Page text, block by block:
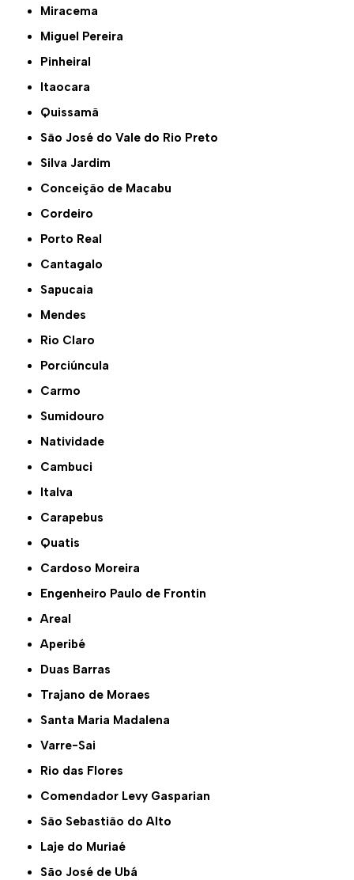
Miracema
Miguel Pereira
Pinheiral
Itaocara
Quissamã
São José do Vale do Rio Preto
Silva Jardim
Conceição de Macabu
Cordeiro
Porto Real
Cantagalo
Sapucaia
Mendes
Rio Claro
Porciúncula
Carmo
Sumidouro
Natividade
Cambuci
Italva
Carapebus
Quatis
Cardoso Moreira
Engenheiro Paulo de Frontin
Areal
Aperibé
Duas Barras
Trajano de Moraes
Santa Maria Madalena
Varre-Sai
Rio das Flores
Comendador Levy Gasparian
São Sebastião do Alto
Laje do Muriaé
São José de Ubá